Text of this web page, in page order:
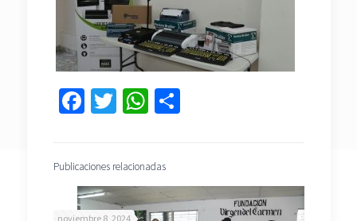
Facebook
TwitterWhatsApp
Compartir
Publicaciones relacionadas
noviembre 8, 2024